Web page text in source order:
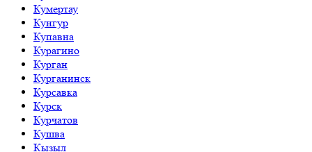
Кумертау
Кунгур
Купавна
Курагино
Курган
Курганинск
Курсавка
Курск
Курчатов
Кушва
Кызыл